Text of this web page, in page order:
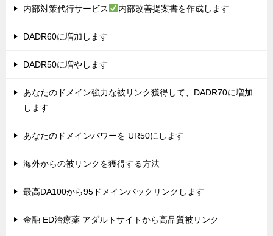
内部対策代行サービス 内部改善提案書を作成します
DADR60に増加します
DADR50に増やします
あなたのドメイン強力な被リンク獲得して、DADR70に増加
します
あなたのドメインパワーを UR50にします
海外からの被リンクを獲得する方法
最高DA100から95ドメインバックリンクします
金融 ED治療薬 アダルトサイトから高品質被リンク